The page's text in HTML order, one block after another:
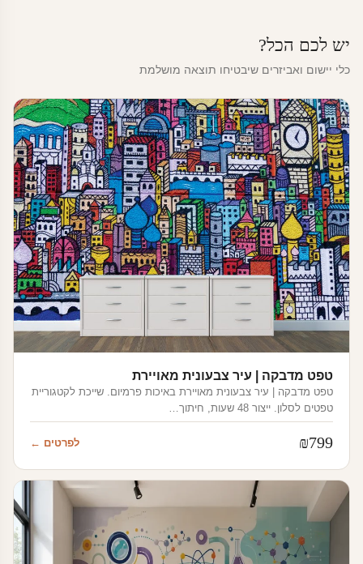
יש לכם הכל?
כלי יישום ואביזרים שיבטיחו תוצאה מושלמת
טפט מדבקה | עיר צבעונית מאויירת
טפט מדבקה | עיר צבעונית מאויירת באיכות פרמיום. שייכת לקטגוריית
טפטים לסלון. ייצור 48 שעות, חיתוך…
₪799 לפרטים ←